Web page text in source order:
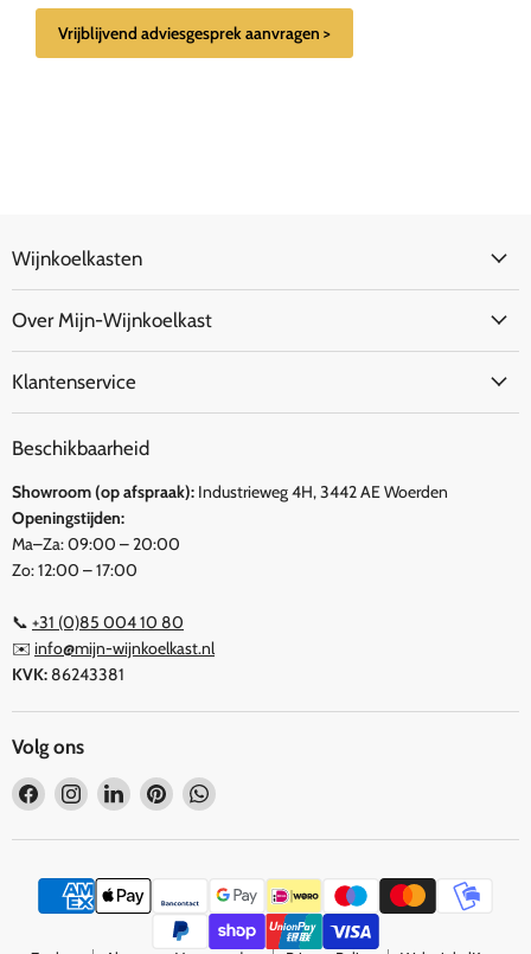
Vrijblijvend adviesgesprek aanvragen >
Wijnkoelkasten
Over Mijn-Wijnkoelkast
Klantenservice
Beschikbaarheid
Showroom (op afspraak): Industrieweg 4H, 3442 AE Woerden
Openingstijden:
Ma–Za: 09:00 – 20:00
Zo: 12:00 – 17:00
📞 +31 (0)85 004 10 80
✉️ info@mijn-wijnkoelkast.nl
KVK:86243381
Volg ons
Vind
ons
op
Vind
ons
op
Vind
ons
op
Vind
ons
op
Vind
op